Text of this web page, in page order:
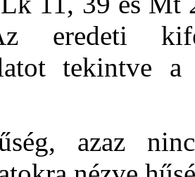
eredeti
tekintve
azaz